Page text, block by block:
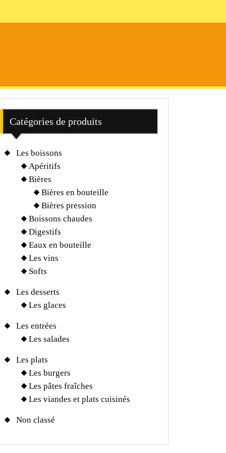
Catégories de produits
Les boissons
Apéritifs
Bières
Bières en bouteille
Bières pression
Boissons chaudes
Digestifs
Eaux en bouteille
Les vins
Softs
Les desserts
Les glaces
Les entrées
Les salades
Les plats
Les burgers
Les pâtes fraîches
Les viandes et plats cuisinés
Non classé